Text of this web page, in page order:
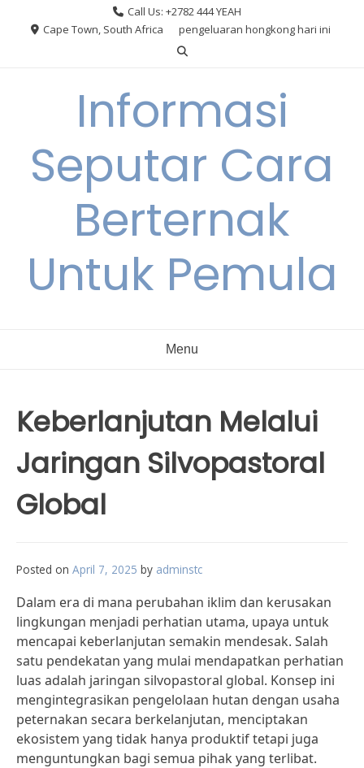
Call Us: +2782 444 YEAH
Cape Town, South Africa
pengeluaran hongkong hari ini
Informasi
Seputar Cara
Berternak
Untuk Pemula
Menu
Keberlanjutan Melalui
Jaringan Silvopastoral
Global
Posted on April 7, 2025 by adminstc
Dalam era di mana perubahan iklim dan kerusakan
lingkungan menjadi perhatian utama, upaya untuk
mencapai keberlanjutan semakin mendesak. Salah
satu pendekatan yang mulai mendapatkan perhatian
luas adalah jaringan silvopastoral global. Konsep ini
mengintegrasikan pengelolaan hutan dengan usaha
peternakan secara berkelanjutan, menciptakan
ekosistem yang tidak hanya produktif tetapi juga
menguntungkan bagi semua pihak yang terlibat.